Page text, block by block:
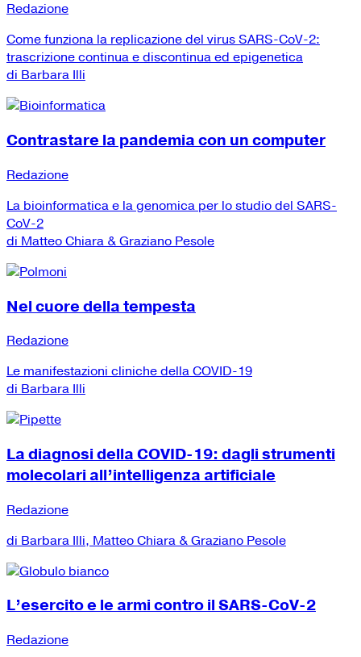
Redazione
Come funziona la replicazione del virus SARS-CoV-2:
trascrizione continua e discontinua ed epigenetica
di Barbara Illi
Contrastare la pandemia con un computer
Redazione
La bioinformatica e la genomica per lo studio del SARS-
CoV-2
di Matteo Chiara & Graziano Pesole
Nel cuore della tempesta
Redazione
Le manifestazioni cliniche della COVID-19
di Barbara Illi
La diagnosi della COVID-19: dagli strumenti
molecolari all’intelligenza artificiale
Redazione
di Barbara Illi, Matteo Chiara & Graziano Pesole
L’esercito e le armi contro il SARS-CoV-2
Redazione